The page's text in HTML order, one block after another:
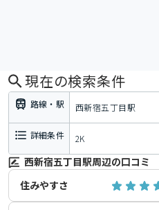
現在の検索条件
路線・駅 西新宿五丁目駅
詳細条件 2K
西新宿五丁目駅周辺の口コミ
住みやすさ